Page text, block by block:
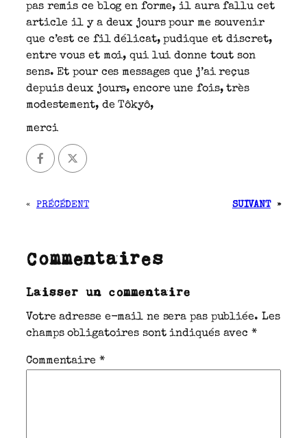
pas remis ce blog en forme, il aura fallu cet
article il y a deux jours pour me souvenir
que c’est ce fil délicat, pudique et discret,
entre vous et moi, qui lui donne tout son
sens. Et pour ces messages que j’ai reçus
depuis deux jours, encore une fois, très
modestement, de Tôkyô,
merci
« PRÉCÉDENT SUIVANT »
Commentaires
Laisser un commentaire
Votre adresse e-mail ne sera pas publiée. Les
champs obligatoires sont indiqués avec*
Commentaire *